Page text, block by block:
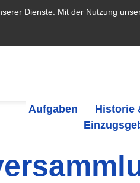
Dienste. Mit der Nutzung
Aufgaben
Historie